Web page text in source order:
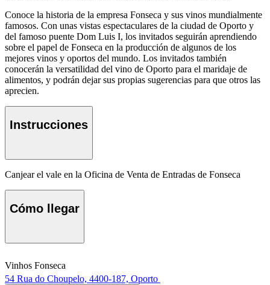
Conoce la historia de la empresa Fonseca y sus vinos mundialmente
famosos. Con unas vistas espectaculares de la ciudad de Oporto y
del famoso puente Dom Luis I, los invitados seguirán aprendiendo
sobre el papel de Fonseca en la producción de algunos de los
mejores vinos y oportos del mundo. Los invitados también
conocerán la versatilidad del vino de Oporto para el maridaje de
alimentos, y podrán dejar sus propias sugerencias para que otros las
aprecien.
Instrucciones
Canjear el vale en la Oficina de Venta de Entradas de Fonseca
Cómo llegar
Vinhos Fonseca
54 Rua do Choupelo, 4400-187, Oporto